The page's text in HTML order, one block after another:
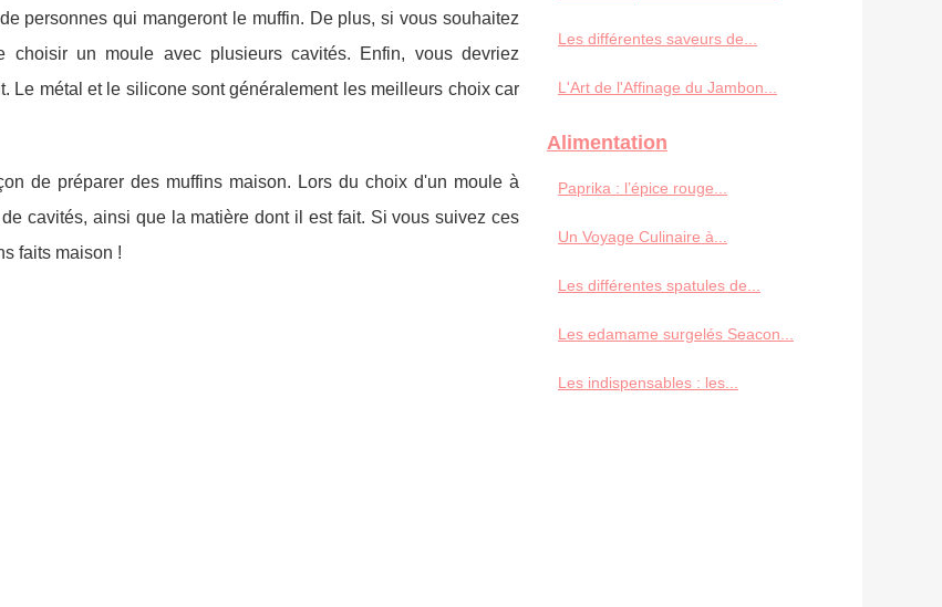
personnes qui mangeront le muffin. De plus, si vous souhaitez
un moule avec plusieurs cavités. Enfin, vous devriez
Le métal et le silicone sont généralement les meilleurs choix car
de préparer des muffins maison. Lors du choix d'un moule à
cavités, ainsi que la matière dont il est fait. Si vous suivez ces
faits maison !
Les différentes saveurs de...
L'Art de l'Affinage du Jambon...
Alimentation
Paprika : l’épice rouge...
Un Voyage Culinaire à...
Les différentes spatules de...
Les edamame surgelés Seacon...
Les indispensables : les...